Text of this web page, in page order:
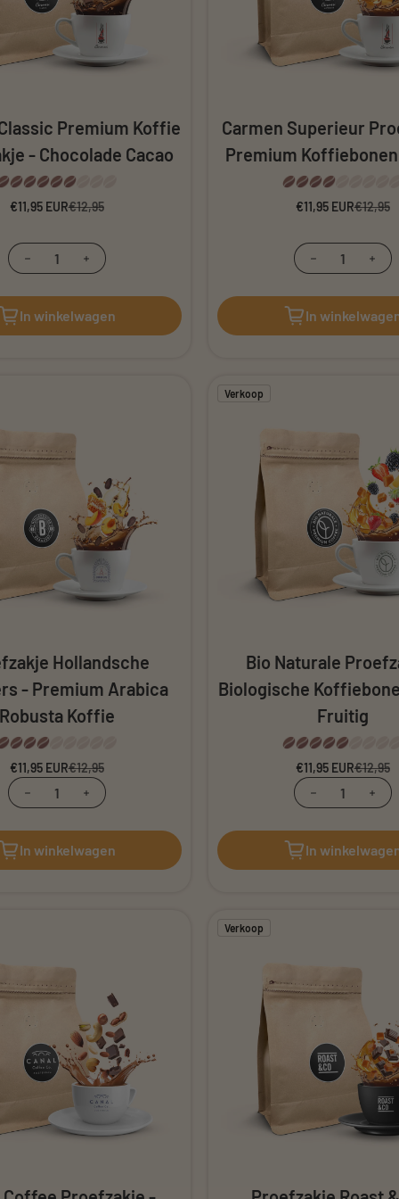
Biologische Koffie - Organic Coffee Sample
Proefzakje Biologische Koffie - Organic Coffee
Premium Koffie
- Chocolade Cacao
Verkoopprijs
€11,95 EURNormale prijs
€12,95
Verminder hoeveelheid voor Carmen Classic
Verhoog de hoeveelheid voor Carmen
In winkelwagen
Carmen Superieur
Premium
€11,95 EURNormale
€12,95
Verminder
In
Tradizionale Proefzakje - Napolitaanse
Brizio Espresso Tradizionale Proefzakje -
Hollandsche
- Premium Arabica
Koffie
Verkoopprijs
€11,95 EURNormale prijs
€12,95
Verminder hoeveelheid voor Proefzakje
Verhoog de hoeveelheid voor
In winkelwagen
Verkoop
Bio Naturale
Biologische
Fruitig
€11,95 EURNormale
€12,95
In
Verkoop